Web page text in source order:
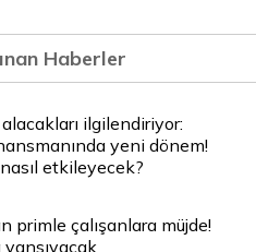
Haberler
ilgilendiriyor:
yeni dönem!
etkileyecek?
primle çalışanlara müjde!